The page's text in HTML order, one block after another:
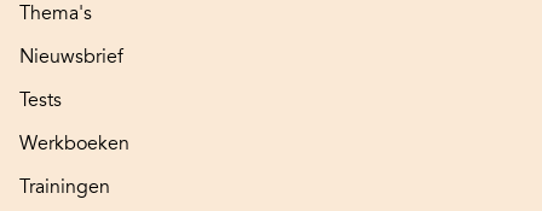
Thema's
Nieuwsbrief
Tests
Werkboeken
Trainingen